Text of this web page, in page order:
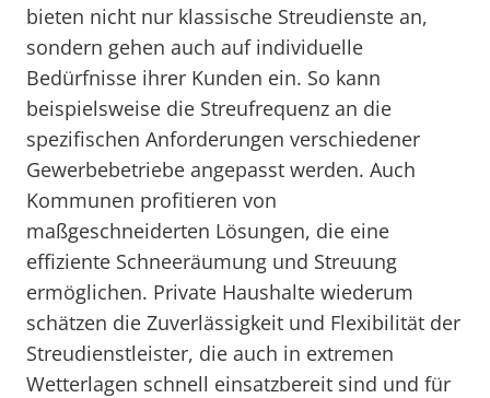
bieten nicht nur klassische Streudienste an,
sondern gehen auch auf individuelle
Bedürfnisse ihrer Kunden ein. So kann
beispielsweise die Streufrequenz an die
spezifischen Anforderungen verschiedener
Gewerbebetriebe angepasst werden. Auch
Kommunen profitieren von
maßgeschneiderten Lösungen, die eine
effiziente Schneeräumung und Streuung
ermöglichen. Private Haushalte wiederum
schätzen die Zuverlässigkeit und Flexibilität der
Streudienstleister, die auch in extremen
Wetterlagen schnell einsatzbereit sind und für